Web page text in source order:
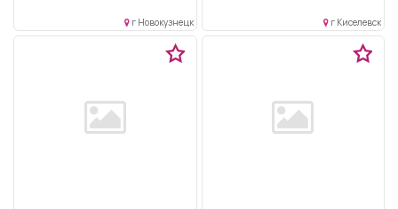
г Новокузнецк
обязанностей согласно
должностной...
г Киселевск